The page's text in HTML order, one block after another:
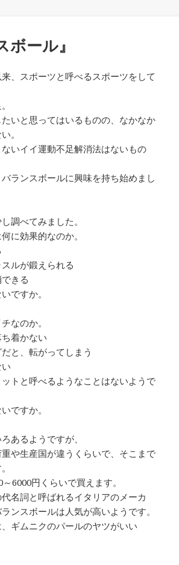
ボール』
、スポーツと呼べるスポーツをして
いと思ってはいるものの、なかなか
。
いイイ運動不足解消法はないもの
ランスボールに興味を持ち始めまし
調べてみました。
に効果的なのか。
ルが鍛えられる
きる
ですか。
なのか。
着かない
と、転がってしまう
ットと呼べるようなことはないようで
ですか。
あるようですが、
や生産国が違うくらいで、そこまで
6000円くらいで買えます。
名詞と呼ばれるイタリアのメーカ
ンスボールは人気が高いようです。
ギムニクのパールのヤツがいい